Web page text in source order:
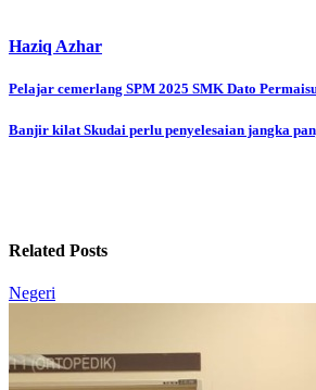
Haziq Azhar
Post
navigation
Pelajar cemerlang SPM 2025 SMK Dato
Banjir kilat Skudai perlu penyelesaian jangka
Related Posts
Negeri